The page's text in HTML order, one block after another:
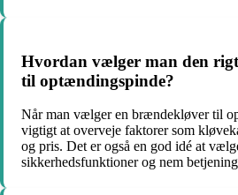
Hvordan vælger man den
til optændingspinde?
Når man vælger en brændekløver til
vigtigt at overveje faktorer som
og pris. Det er også en god idé at
sikkerhedsfunktioner og nem